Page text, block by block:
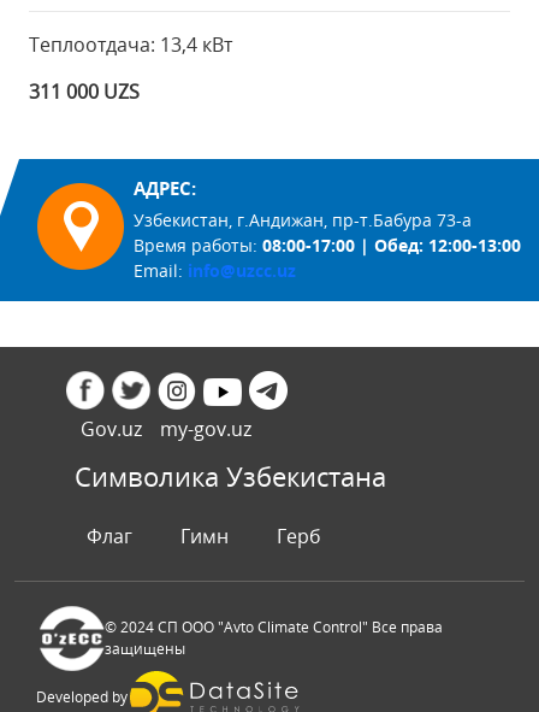
Теплоотдача: 13,4 кВт
311 000 UZS
Gov.uz my-gov.uz
АДРЕС:
Узбекистан, г.Андижан, пр-т.Бабура 73-а
Время работы: 08:00-17:00 | Обед: 12:00-13:00
Email: info@uzcc.uz
Символика Узбекистана
Флаг Гимн Герб
© 2024 СП ООО "Avto Climate Control" Все права
защищены
Developed by